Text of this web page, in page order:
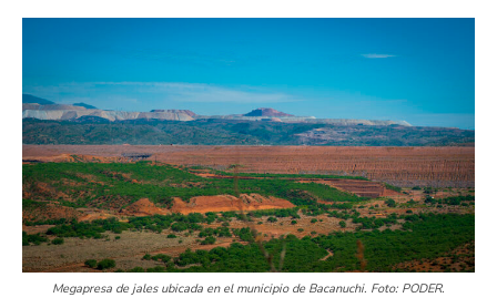
Megapresa de jales ubicada en el municipio de Bacanuchi. Foto: PODER.